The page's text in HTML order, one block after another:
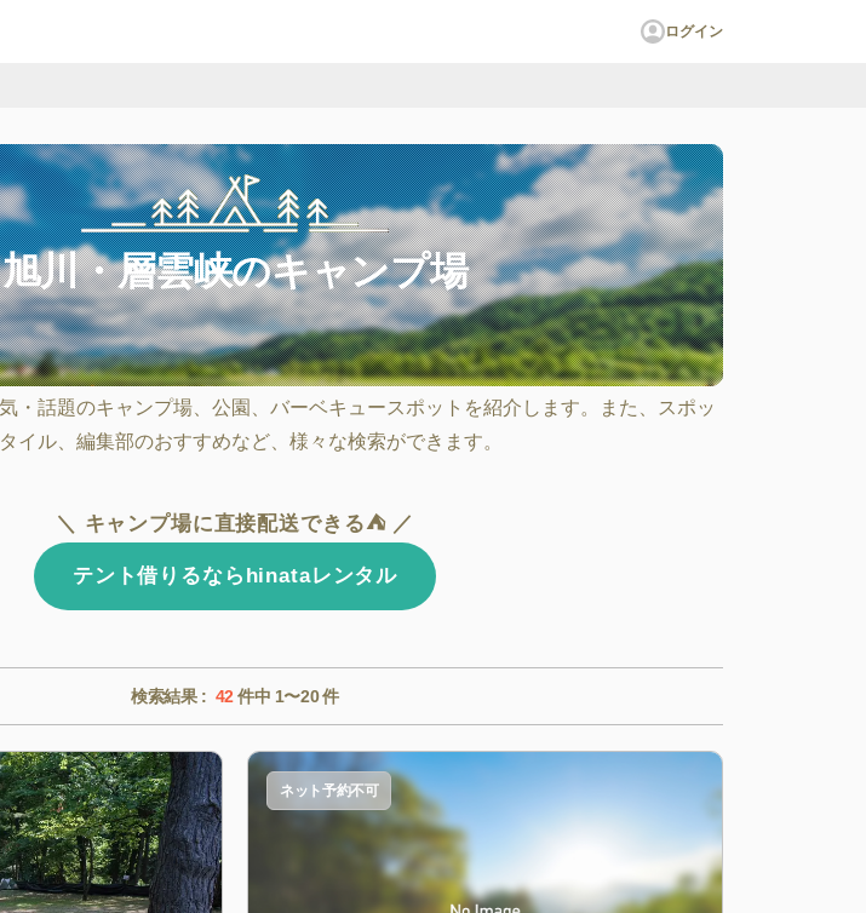
ログイン
旭川・層雲峡のキャンプ場
・話題のキャンプ場、公園、バーベキュースポットを紹介します。また、スポッ
イル、編集部のおすすめなど、様々な検索ができます。
＼ キャンプ場に直接配送できる⛺ ／
テント借りるならhinataレンタル
検索結果 : 42件中 1〜20件
ネット予約不可